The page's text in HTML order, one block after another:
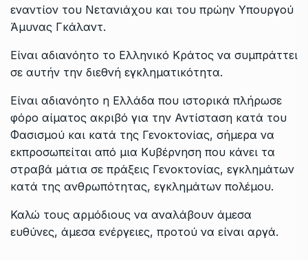
εναντίον του Νετανιάχου και του πρώην Υπουργού
Άμυνας Γκάλαντ.
Είναι αδιανόητο το Ελληνικό Κράτος να συμπράττει
σε αυτήν την διεθνή εγκληματικότητα.
Είναι αδιανόητο η Ελλάδα που ιστορικά πλήρωσε
φόρο αίματος ακριβό για την Αντίσταση κατά του
Φασισμού και κατά της Γενοκτονίας, σήμερα να
εκπροσωπείται από μια Κυβέρνηση που κάνει τα
στραβά μάτια σε πράξεις Γενοκτονίας, εγκλημάτων
κατά της ανθρωπότητας, εγκλημάτων πολέμου.
Καλώ τους αρμόδιους να αναλάβουν άμεσα
ευθύνες, άμεσα ενέργειες, προτού να είναι αργά.